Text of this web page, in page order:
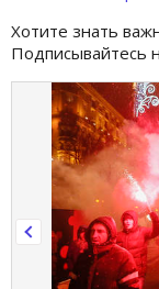
Хотите знать
Подписывайтесь